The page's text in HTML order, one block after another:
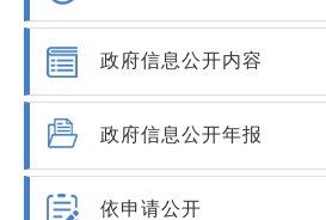
政府信息公开内容
政府信息公开年报
依申请公开